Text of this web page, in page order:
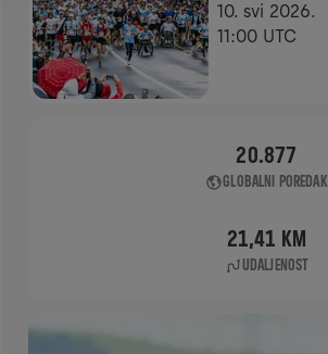
10. svi 2026.
11:00 UTC
20.877
GLOBALNI POREDAK
21,41 KM
UDALJENOST